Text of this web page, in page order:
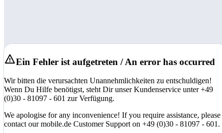
Ein Fehler ist aufgetreten / An error has occurred
Wir bitten die verursachten Unannehmlichkeiten zu entschuldigen!
Wenn Du Hilfe benötigst, steht Dir unser Kundenservice unter +49
(0)30 - 81097 - 601 zur Verfügung.
We apologise for any inconvenience! If you require assistance, please
contact our mobile.de Customer Support on +49 (0)30 - 81097 - 601.